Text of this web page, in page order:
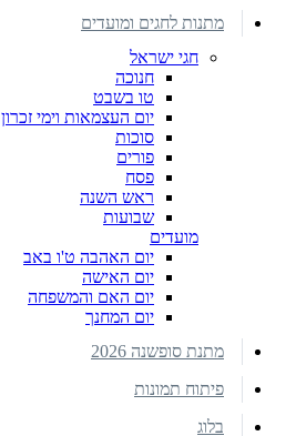
מתנות לחגים ומועדים
חגי ישראל
חנוכה
טו בשבט
יום העצמאות וימי זכרון
סוכות
פורים
פסח
ראש השנה
שבועות
מועדים
יום האהבה ט'ו באב
יום האישה
יום האם והמשפחה
יום המחנך
מתנת סופשנה 2026
פיתוח תמונות
בלוג